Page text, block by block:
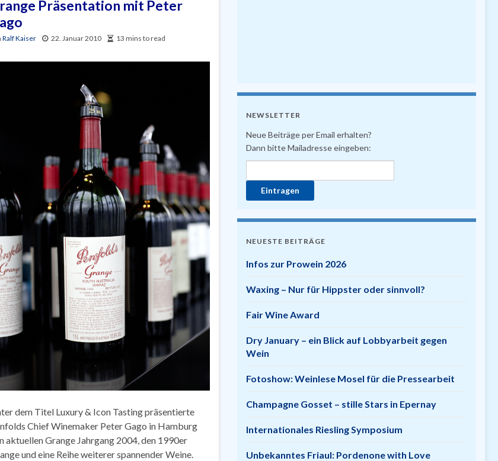
Präsentation mit Peter
Ralf Kaiser 22. Januar 2010 13 mins to read
dem Titel Luxury & Icon Tasting präsentierte
Chief Winemaker Peter Gago in Hamburg
aktuellen Grange Jahrgang 2004, den 1990er
und eine Reihe weiterer spannender Weine.
NEWSLETTER
Neue Beiträge per Email erhalten?
Dann bitte Mailadresse eingeben:
NEUESTE BEITRÄGE
Infos zur Prowein 2026
Waxing – Nur für Hippster oder sinnvoll?
Fair Wine Award
Dry January – ein Blick auf Lobbyarbeit gegen
Wein
Fotoshow: Weinlese Mosel für die Pressearbeit
Champagne Gosset – stille Stars in Epernay
Internationales Riesling Symposium
Unbekanntes Friaul: Pordenone with Love